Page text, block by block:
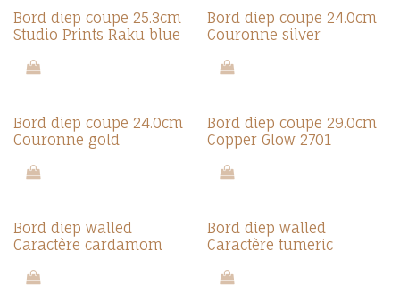
Bord diep coupe 25.3cm
Studio Prints Raku blue
Bord diep coupe 24.0cm
Couronne silver
Bord diep coupe 24.0cm
Couronne gold
Bord diep coupe 29.0cm
Copper Glow 2701
Bord diep walled
Caractère cardamom
Bord diep walled
Caractère tumeric